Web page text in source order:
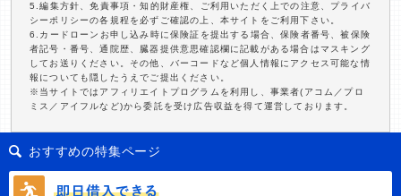
5.編集方針、免責事項・知的財産権、ご利用いただく上での注意、プライバ
シーポリシーの各規程を必ずご確認の上、本サイトをご利用下さい。
6.カードローンお申し込み時に保険証を提出する場合、保険者番号、被保険
者記号・番号、通院歴、臓器提供意思確認欄に記載がある場合はマスキング
してお送りください。その他、バーコードなど個人情報にアクセス可能な情
報についても隠したうえでご提出ください。
※当サイトではアフィリエイトプログラムを利用し、事業者(アコム／プロ
ミス／アイフルなど)から委託を受け広告収益を得て運営しております。
おすすめの特集ページ